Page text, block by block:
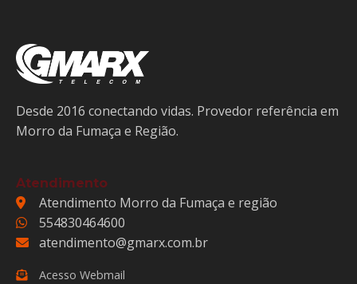
Desde 2016 conectando vidas. Provedor referência em
Morro da Fumaça e Região.
Atendimento
Atendimento Morro da Fumaça e região
554830464600
atendimento@gmarx.com.br
Acesso Webmail